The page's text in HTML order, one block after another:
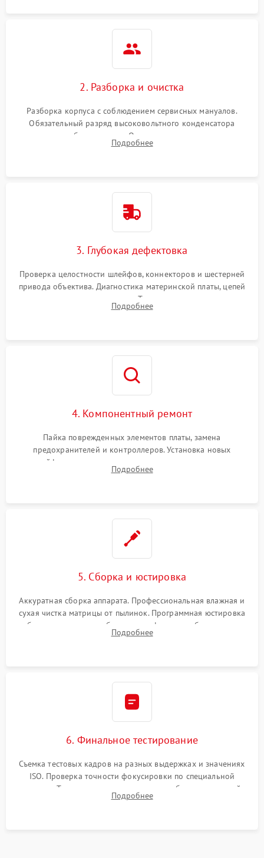
2. Разборка и очистка
Разборка корпуса с соблюдением сервисных мануалов.
Обязательный разряд высоковольтного конденсатора
вспышки для безопасности. Очистка внутренних узлов от
пыли, песка и следов влаги с помощью спецсредств.
Подробнее
3. Глубокая дефектовка
Проверка целостности шлейфов, коннекторов и шестерней
привода объектива. Диагностика материнской платы, цепей
питания и картоприемника. Тестирование механизма
затвора и блока внутрикамерной стабилизации.
Подробнее
4. Компонентный ремонт
Пайка поврежденных элементов платы, замена
предохранителей и контроллеров. Установка новых
шлейфов, дисплея, механизма затвора или двигателя
автофокуса. Восстановление геометрии тубуса объектива
Подробнее
5. Сборка и юстировка
Аккуратная сборка аппарата. Профессиональная влажная и
сухая чистка матрицы от пылинок. Программная юстировка
рабочего отрезка, калибровка автофокуса, стабилизатора и
экспозамера с помощью сервисного ПО.
Подробнее
6. Финальное тестирование
Съемка тестовых кадров на разных выдержках и значениях
ISO. Проверка точности фокусировки по специальной
мишени. Тест записи на карту памяти, работы встроенной
вспышки, микрофона и всех кнопок управления.
Подробнее